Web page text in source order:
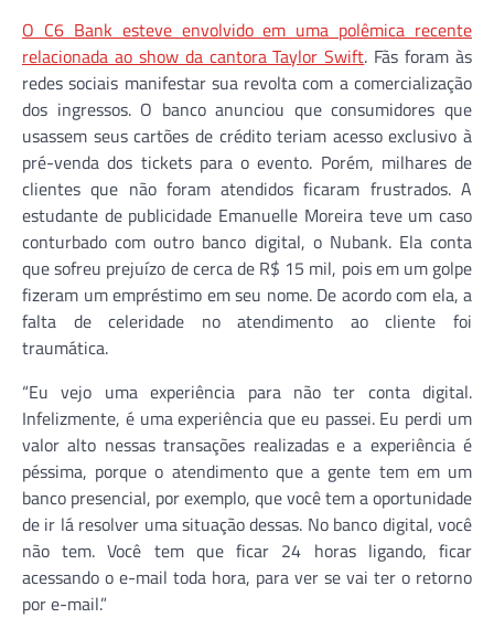
O C6 Bank esteve envolvido em uma polêmica recente
relacionada ao show da cantora Taylor Swift. Fãs foram às
redes sociais manifestar sua revolta com a comercialização
dos ingressos. O banco anunciou que consumidores que
usassem seus cartões de crédito teriam acesso exclusivo à
pré-venda dos tickets para o evento. Porém, milhares de
clientes que não foram atendidos ficaram frustrados. A
estudante de publicidade Emanuelle Moreira teve um caso
conturbado com outro banco digital, o Nubank. Ela conta
que sofreu prejuízo de cerca de R$ 15 mil, pois em um golpe
fizeram um empréstimo em seu nome. De acordo com ela, a
falta de celeridade no atendimento ao cliente foi
traumática.
“Eu vejo uma experiência para não ter conta digital.
Infelizmente, é uma experiência que eu passei. Eu perdi um
valor alto nessas transações realizadas e a experiência é
péssima, porque o atendimento que a gente tem em um
banco presencial, por exemplo, que você tem a oportunidade
de ir lá resolver uma situação dessas. No banco digital, você
não tem. Você tem que ficar 24 horas ligando, ficar
acessando o e-mail toda hora, para ver se vai ter o retorno
por e-mail.”